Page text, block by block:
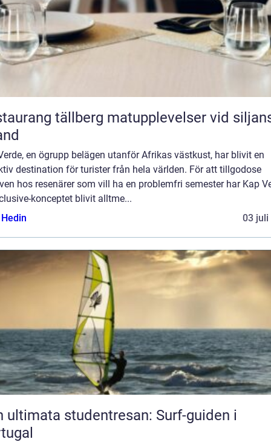
tällberg matupplevelser vid siljans
en ögrupp belägen utanför Afrikas västkust, har blivit en
destination för turister från hela världen. För att tillgodose
hos resenärer som vill ha en problemfri semester har Kap
konceptet blivit alltme...
03 juli
ultimata studentresan: Surf-guiden i